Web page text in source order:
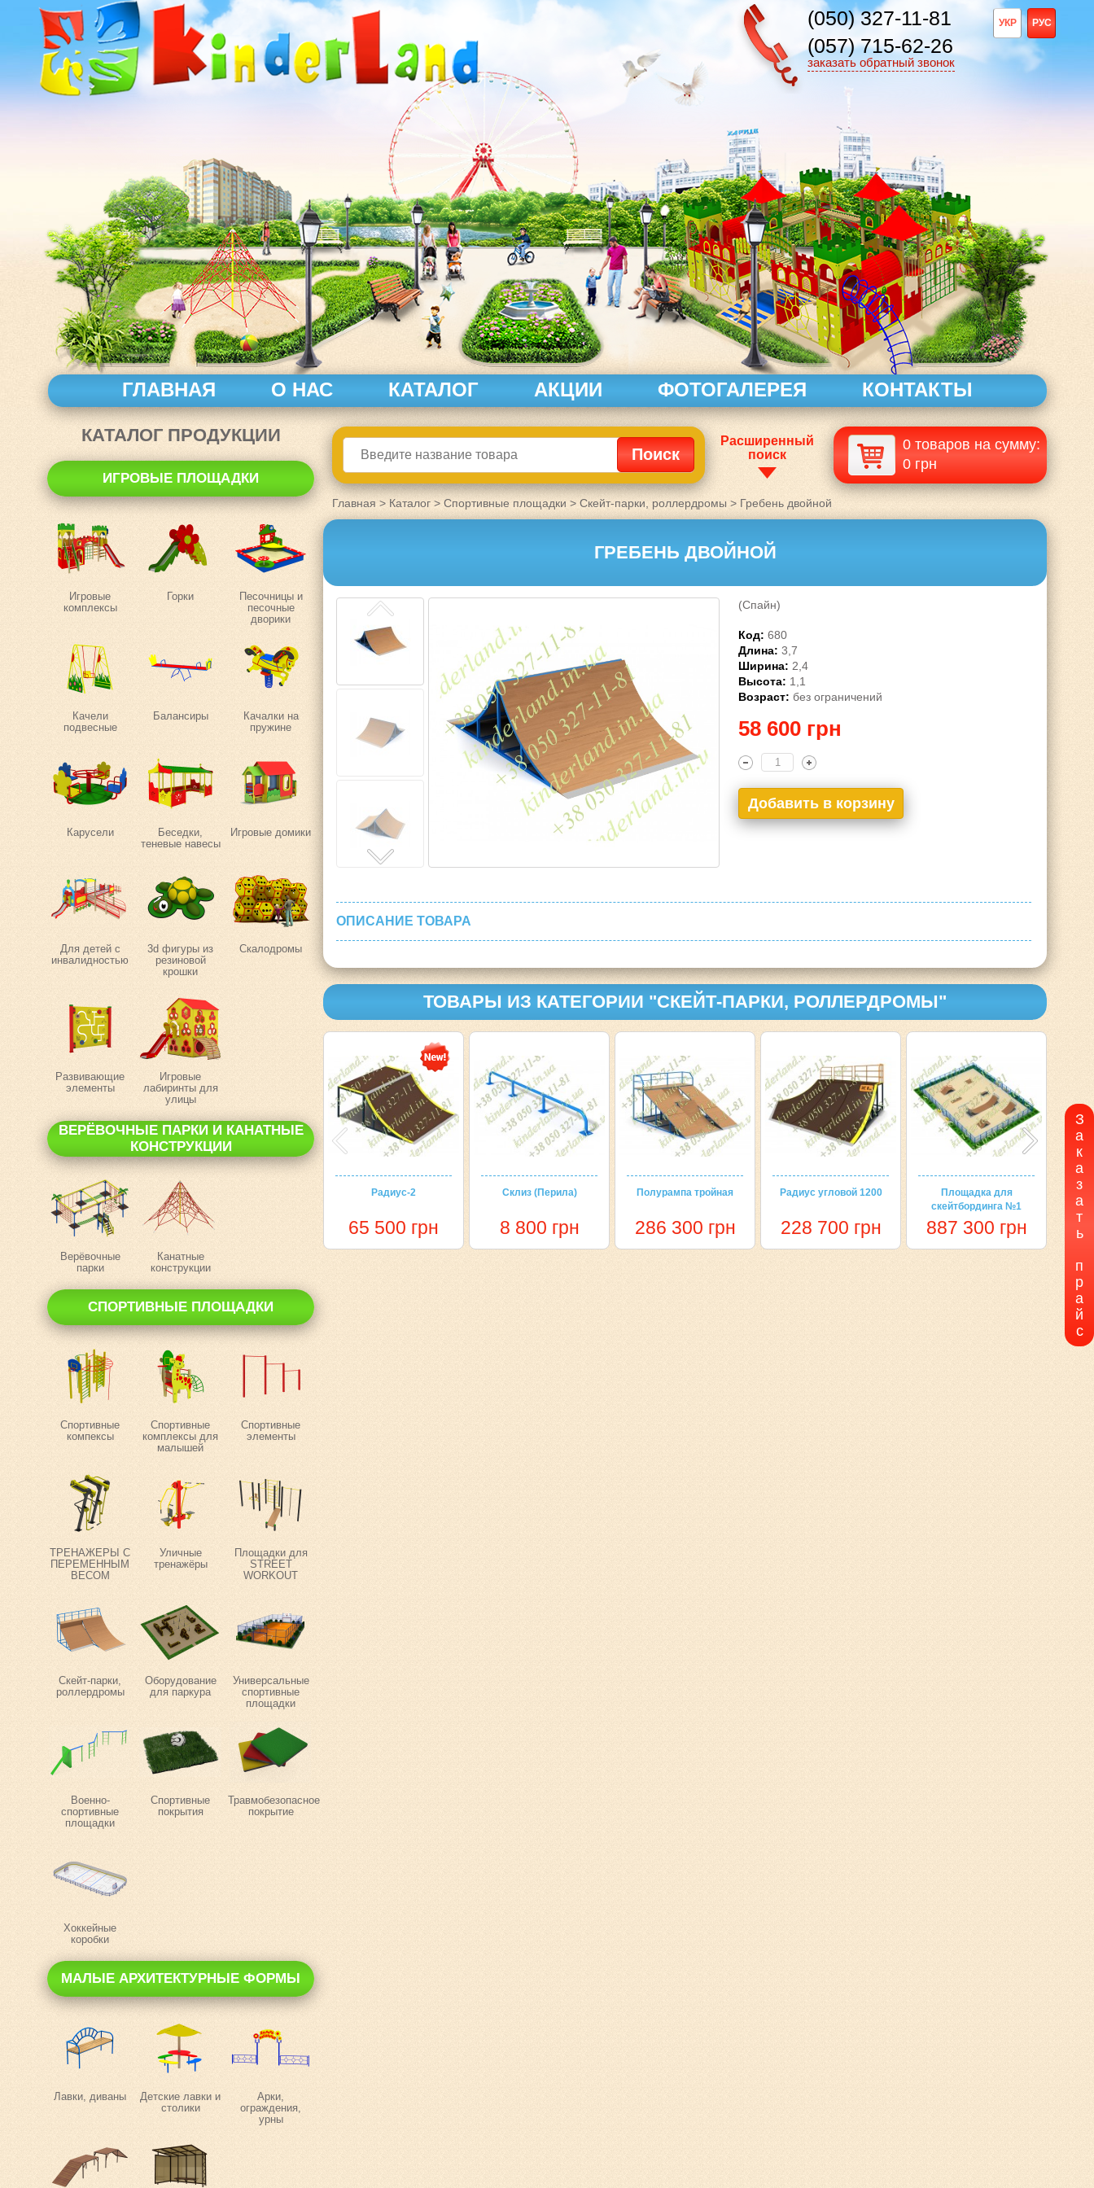
РУС
УКР
(050) 327-11-81
(057) 715-62-26
заказать обратный звонок
ГЛАВНАЯ О НАС КАТАЛОГ АКЦИИ ФОТОГАЛЕРЕЯ КОНТАКТЫ
КАТАЛОГ ПРОДУКЦИИ
ИГРОВЫЕ ПЛОЩАДКИ
Игровые
комплексы
Горки
Песочницы и
песочные
дворики
Качели
подвесные
Балансиры
Качалки на
пружине
Карусели
Беседки,
теневые навесы
Игровые домики
Для детей с
инвалидностью
3d фигуры из
резиновой
крошки
Скалодромы
Развивающие
элементы
Игровые
лабиринты для
улицы
ВЕРЁВОЧНЫЕ ПАРКИ И КАНАТНЫЕ
КОНСТРУКЦИИ
Верёвочные
парки
Канатные
конструкции
СПОРТИВНЫЕ ПЛОЩАДКИ
Спортивные
компексы
Спортивные
комплексы для
малышей
Спортивные
элементы
ТРЕНАЖЕРЫ С
ПЕРЕМЕННЫМ
ВЕСОМ
Уличные
тренажёры
Площадки для
STREET
WORKOUT
Скейт-парки,
роллердромы
Оборудование
для паркура
Универсальные
спортивные
площадки
Военно-
спортивные
площадки
Спортивные
покрытия
Травмобезопасное
покрытие
Хоккейные
коробки
МАЛЫЕ АРХИТЕКТУРНЫЕ ФОРМЫ
Лавки, диваны
Детские лавки и
столики
Арки,
ограждения,
урны
0 товаров на сумму:
0 грн
Расширенный
поиск
Главная > Каталог > Спортивные площадки > Скейт-парки, роллердромы > Гребень двойной
ГРЕБЕНЬ ДВОЙНОЙ
(Спайн)
Код: 680
Длина: 3,7
Ширина: 2,4
Высота: 1,1
Возраст: без ограничений
58 600 грн
ОПИСАНИЕ ТОВАРА
ТОВАРЫ ИЗ КАТЕГОРИИ "СКЕЙТ-ПАРКИ, РОЛЛЕРДРОМЫ"
Радиус-2
65 500 грн
Склиз (Перила)
8 800 грн
Полурампа тройная
286 300 грн
Радиус угловой 1200
228 700 грн
Площадка для
скейтбординга №1
887 300 грн
З
а
к
а
з
а
т
ь
п
р
а
й
с